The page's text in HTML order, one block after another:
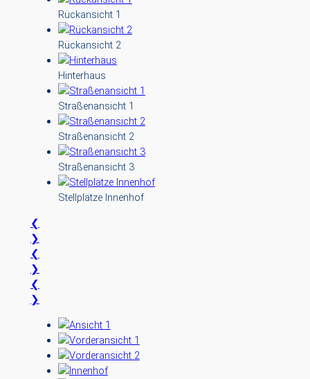
Rückansicht 1
Rückansicht 2
Hinterhaus
Straßenansicht 1
Straßenansicht 2
Straßenansicht 3
Stellplätze Innenhof
❮
❯
❮
❯
❮
❯